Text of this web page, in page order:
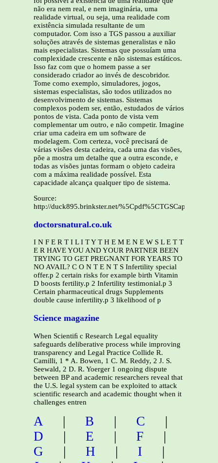
não era nem real, e nem imaginária, uma
realidade virtual, ou seja, uma realidade com
existência simulada resultante de um
computador. Com isso a TGS passou a auxiliar
soluções através de sistemas generalistas e não
mais especialistas. Sistemas que possuíam uma
complexidade crescente e não sistemas estáticos.
Isso faz com que o homem passe a ser
considerado criador ao invés de descobridor.
Tome como exemplo, simuladores, jogos,
sistemas especialistas, são todos utilizados no
desenvolvimento de sistemas. Sistemas
complexos podem ser, então, estudados de vários
pontos de vista. Cada ponto de vista vem
complementar um outro, e não competir. Imagine
criar uma cadeira em um software de
modelagem. Com certeza, você precisará de
várias visões desta cadeira, cada uma das visões,
põe a mostra um detalhe que a outra esconde, e
todas as visões juntas formam o objeto cadeira
com a máxima realidade possível. Esta
capacidade alcança qualquer tipo de sistema.
Source:
http://duck895.brinkster.net/%5Cpdf%5CTGSCapitulo1.pdf
doctorsnatural.co.uk
I N F E R T I L I T Y T H E M E N E W S L E T T
E R HAVE YOU AND YOUR PARTNER BEEN
TRYING TO GET PREGNANT FOR YEARS TO
NO AVAIL? C O N T E N T S Infertility special
offer.p 2 certain risks for example birth Vitamin
D boosts fertility.p 2 Infertility testimonial.p 3
Certain pharmaceutical drugs Supplements
double cause infertility.p 3 likelihood of p
Science magazine
When Scientiﬁ c Research Legal equality
safeguards deliberative process while improving
transparency and Legal Practice Collide R.
Camilli, 1 * A. Bowen, 1 C. M. Reddy, 2 J. S.
Seewald, 2 D. R. Yoerger 1 ongoing dispute
between BP and academic researchers reveal that
the U.S. legal system can be exploited to attack
scientific research and academic thought when it
challenges entren
A | B | C
|
D
| E | F
|
G
| H | I
|